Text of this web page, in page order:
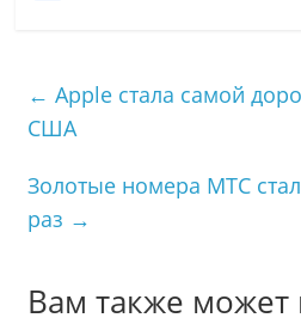
a
s
n
i
R
u
g
r
m
р
а
и
т
← Apple стала самой
США
Золотые номера МТС
раз →
Вам также может